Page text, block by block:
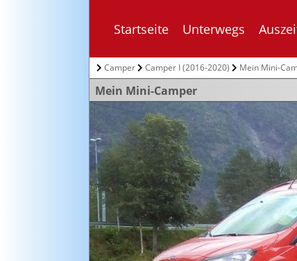
Startseite Unterwegs
Camper Camper I (2016-2020) Mein Mini-
Mein Mini-Camper